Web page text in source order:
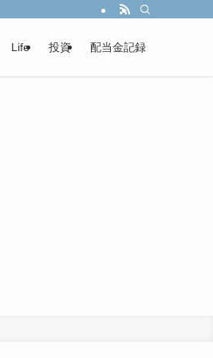
Life 投資 配当金記録